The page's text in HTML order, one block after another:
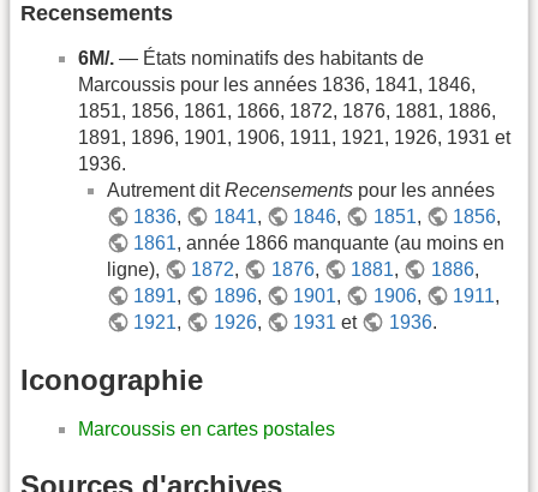
Recensements
6M/. — États nominatifs des habitants de
Marcoussis pour les années 1836, 1841, 1846,
1851, 1856, 1861, 1866, 1872, 1876, 1881, 1886,
1891, 1896, 1901, 1906, 1911, 1921, 1926, 1931 et
1936.
Autrement ditRecensements pour les années
1836, 1841, 1846, 1851, 1856,
1861, année 1866 manquante (au moins en
ligne),
1872, 1876, 1881, 1886,
1891, 1896, 1901, 1906, 1911,
1921, 1926, 1931 et 1936.
Iconographie
Marcoussis en cartes postales